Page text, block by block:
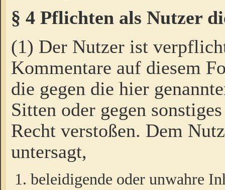
§ 4 Pflichten als Nutzer
(1) Der Nutzer ist
Kommentare auf diesem
die gegen die hier
Sitten oder gegen
Recht verstoßen. Dem
untersagt,
beleidigende oder unwahre